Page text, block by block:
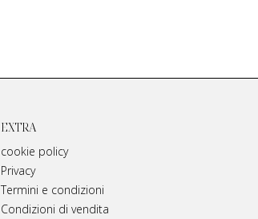
EXTRA
cookie policy
Privacy
Termini e condizioni
Condizioni di vendita